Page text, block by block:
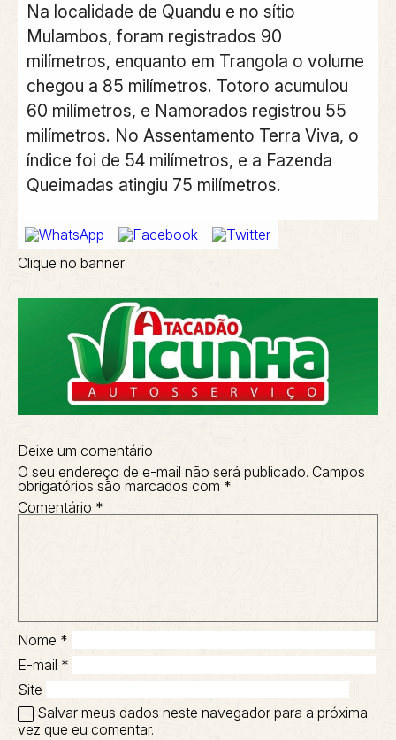
Na localidade de Quandu e no sítio
Mulambos, foram registrados 90
milímetros, enquanto em Trangola o volume
chegou a 85 milímetros. Totoro acumulou
60 milímetros, e Namorados registrou 55
milímetros. No Assentamento Terra Viva, o
índice foi de 54 milímetros, e a Fazenda
Queimadas atingiu 75 milímetros.
Clique no banner
Deixe um comentário
O seu endereço de e-mail não será publicado. Campos
obrigatórios são marcados com *
Comentário *
Nome *
E-mail *
Site
Salvar meus dados neste navegador para a próxima
vez que eu comentar.